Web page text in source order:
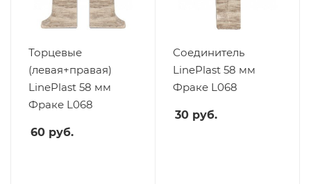
Торцевые
(левая+правая)
LinePlast 58 мм
Фраке L068
60 руб.
Соединитель
LinePlast 58 мм
Фраке L068
30 руб.